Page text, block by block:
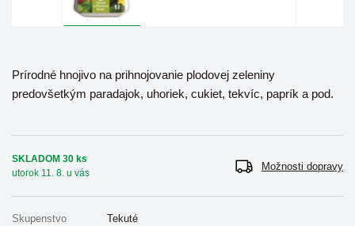
Prírodné hnojivo na prihnojovanie plodovej zeleniny
predovšetkým paradajok, uhoriek, cukiet, tekvíc, paprík a pod.
SKLADOM 30 ks
utorok 11. 8. u vás
Možnosti dopravy
Skupenstvo
Tekuté